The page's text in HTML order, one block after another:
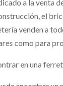
a la venta
el
venden a
como para
en una